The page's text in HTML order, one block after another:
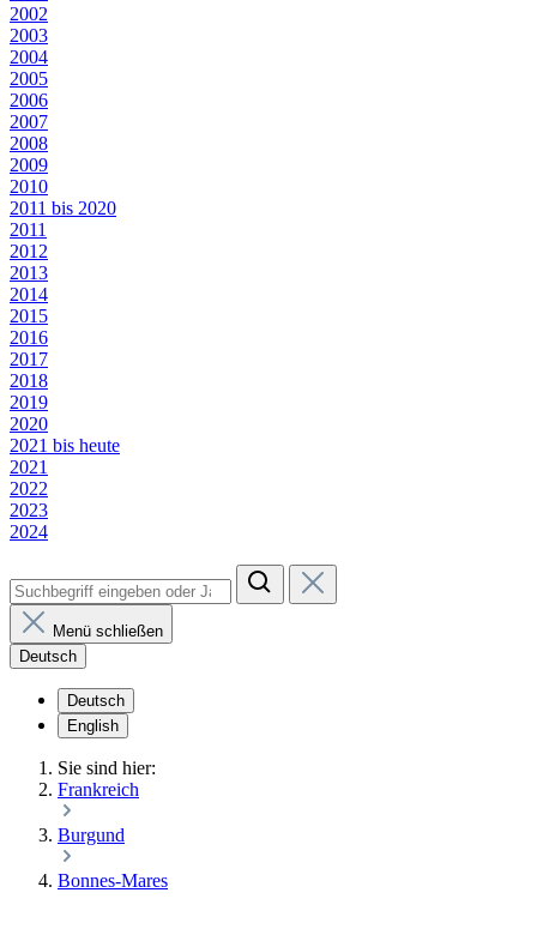
2002
2003
2004
2005
2006
2007
2008
2009
2010
2011 bis 2020
2011
2012
2013
2014
2015
2016
2017
2018
2019
2020
2021 bis heute
2021
2022
2023
2024
Menü schließen
Deutsch
Deutsch
English
Sie sind hier:
Frankreich
Burgund
Bonnes-Mares